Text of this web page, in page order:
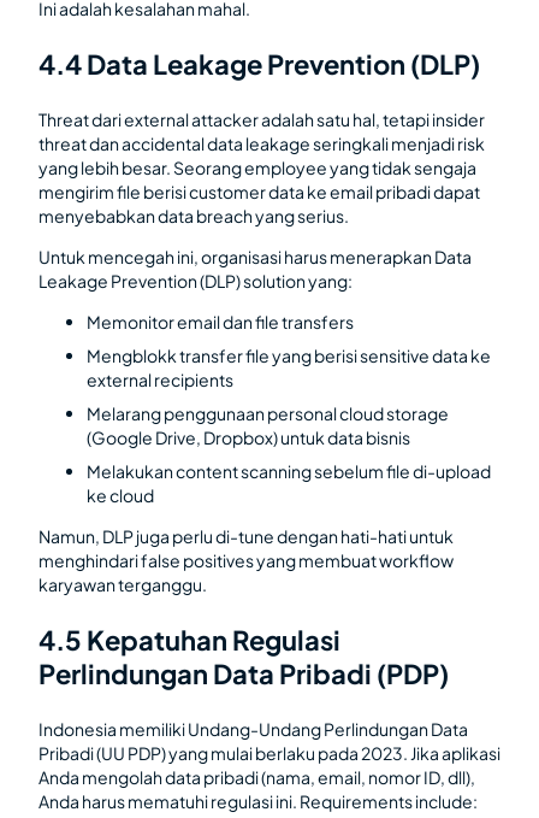
Ini adalah kesalahan mahal.
4.4 Data Leakage Prevention (DLP)
Threat dari external attacker adalah satu hal, tetapi insider
threat dan accidental data leakage seringkali menjadi risk
yang lebih besar. Seorang employee yang tidak sengaja
mengirim file berisi customer data ke email pribadi dapat
menyebabkan data breach yang serius.
Untuk mencegah ini, organisasi harus menerapkan Data
Leakage Prevention (DLP) solution yang:
Memonitor email dan file transfers
Mengblokk transfer file yang berisi sensitive data ke
external recipients
Melarang penggunaan personal cloud storage
(Google Drive, Dropbox) untuk data bisnis
Melakukan content scanning sebelum file di-upload
ke cloud
Namun, DLP juga perlu di-tune dengan hati-hati untuk
menghindari false positives yang membuat workflow
karyawan terganggu.
4.5 Kepatuhan Regulasi
Perlindungan Data Pribadi (PDP)
Indonesia memiliki Undang-Undang Perlindungan Data
Pribadi (UU PDP) yang mulai berlaku pada 2023. Jika aplikasi
Anda mengolah data pribadi (nama, email, nomor ID, dll),
Anda harus mematuhi regulasi ini. Requirements include: